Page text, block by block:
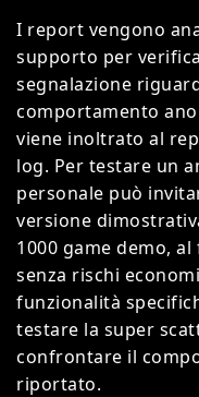
I report vengono
supporto per
segnalazione
comportamento
viene inoltrato al
log. Per testare un
personale può
versione
1000 game demo,
senza rischi
funzionalità
testare la super
confrontare il
riportato.